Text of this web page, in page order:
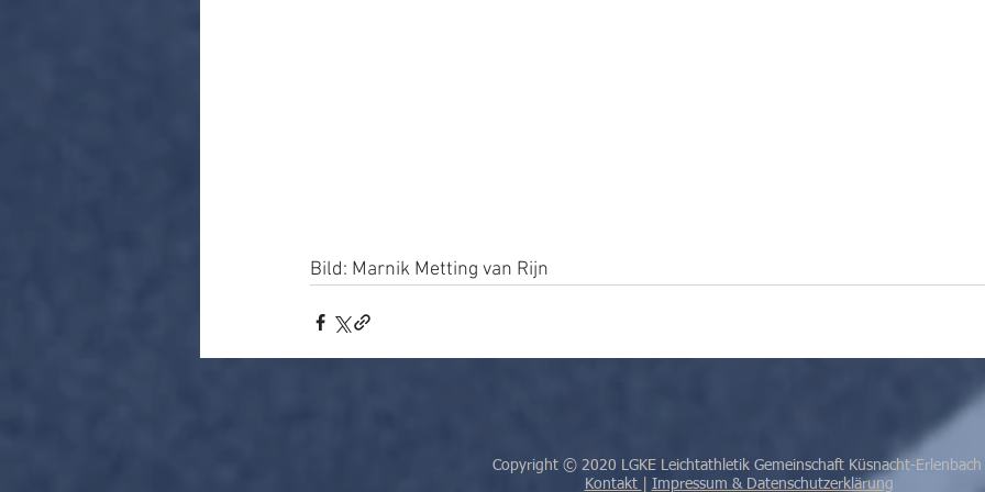
Bild: Marnik Metting van Rijn
Copyright © 2020 LGKE Leichtathletik Gemeinschaft Küsnacht-Erlenbach
Kontakt
Impressum & Datenschutzerklärung